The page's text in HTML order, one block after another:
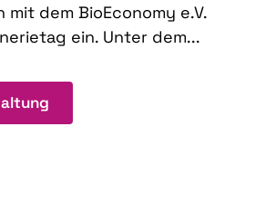
mit dem BioEconomy e.V.
ein. Unter dem...